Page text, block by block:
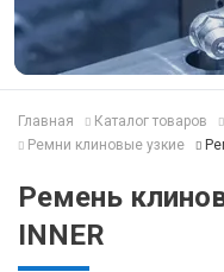
Главная Каталог товаров
Ремни клиновые узкие
Ремень
INNER